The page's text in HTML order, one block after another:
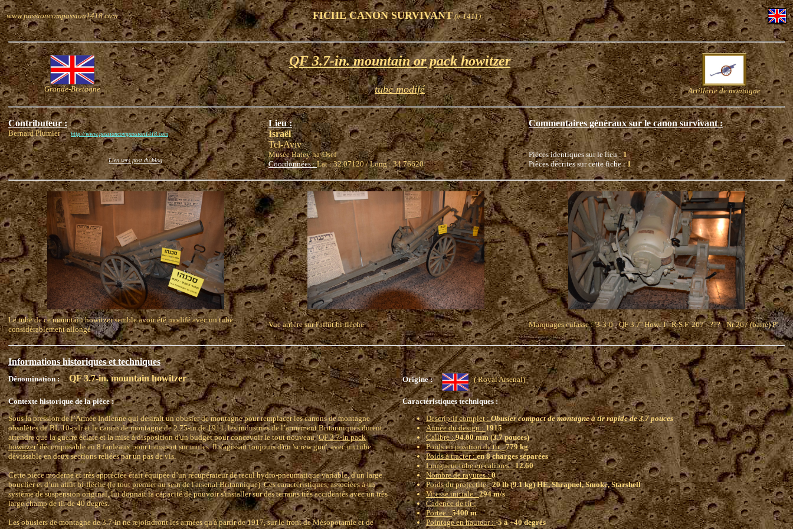
www.passioncompassion1418.com FICHE CANON SURVIVANT(# 1411)
Grande-Bretagne
QF 3.7-in. mountain or pack howitzer
tube modifé Artillerie de montagne
Contributeur :
Bernard Plumierhttp://www.passioncompassion1418.com
Lien vers post du blog
Lieu :
Israël
Tel-Aviv
Musée Batey ha-Osef
Coordonnées :Lat : 32.07120 / Long : 34.76620
Commentaires généraux sur le canon survivant :
Pièces identiques sur le lieu :1
Pièces décrites sur cette fiche :1
Le tube de ce mountain howitzer semble avoir été modifé avec un tube
considérablement allongé
Vue arrière sur l'affût bi-flèche Marquages culasse : '3-3-0 - QF 3.7'' Howr I - R.S.F. 267 - ??? - Nr 267 (barré) P'
Informations historiques et techniques
Dénomination : QF 3.7-in. mountain howitzer Origine : ( Royal Arsenal)
Contexte historique de la pièce :
Sous la pression de l’Armée Indienne qui désirait un obusier de montagne pour remplacer les canons de montagne
obsolètes de BL 10-pdr et le canon de montagne de 2.75-in de 1911, les industries de l’armement Britanniques durent
attendre que la guerre éclate et la mise à disposition d'un budget pour concevoir le tout nouveau ‘QF 3.7-in pack
howitzer’ décomposable en 8 fardeaux pour transport sur mules. Il s'agissait toujours d'un 'screw gun', avec un tube
dévissable en deux sections reliées par un pas de vis.
Cette pièce moderne et très appréciée était équipée d’un récupérateur de recul hydro-pneumatique variable, d'un large
bouclier et d’un affût bi-flêche (le tout premier au sein de l'arsenal Britannique). Ces caractéristiques, associées à un
système de suspension original, lui donnait la capacité de pouvoir s'installer sur des terrains très accidentés avec un très
large champ de tir de 40 degrés.
Les obusiers de montagne de 3.7-in ne rejoindront les armées qu'à partir de 1917, sur le front de Mésopotamie et de
Caractéristiques techniques :
Descriptif complet :Obusier compact de montagne à tir rapide de 3.7 pouces
Année du design :1915
Calibre :94.00 mm (3.7 pouces)
Poids en position de tir :779 kg
Poids à tracter :en 8 charges séparées
Longueur tube en calibres :12.60
Nombre de rayures :0
Poids du projectile :20 lb (9.1 kg) HE, Shrapnel, Smoke, Starshell
Vitesse initiale :294 m/s
Cadence de tir :
Portee :5400 m
Pointage en hauteur :-5 à +40 degrés